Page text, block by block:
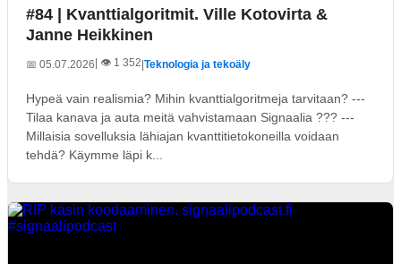
#84 | Kvanttialgoritmit. Ville Kotovirta &
Janne Heikkinen
📅 05.07.2026 | 👁️ 1 352|Teknologia ja tekoäly
Hypeä vain realismia? Mihin kvanttialgoritmeja tarvitaan? ---
Tilaa kanava ja auta meitä vahvistamaan Signaalia ??? ---
Millaisia sovelluksia lähiajan kvanttitietokoneilla voidaan
tehdä? Käymme läpi k...